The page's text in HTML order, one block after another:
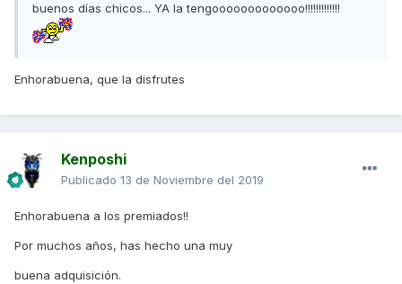
buenos días chicos... YA la tengooooooooooooo!!!!!!!!!!!!!
Enhorabuena, que la disfrutes
Kenposhi
Publicado 13 de Noviembre del 2019
Enhorabuena a los premiados!!
Por muchos años, has hecho una muy
buena adquisición.